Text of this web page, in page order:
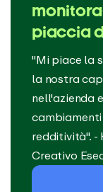
piaccia
"Mi piace la
la nostra
nell'azienda
cambiamenti
redditività". -
Creativo